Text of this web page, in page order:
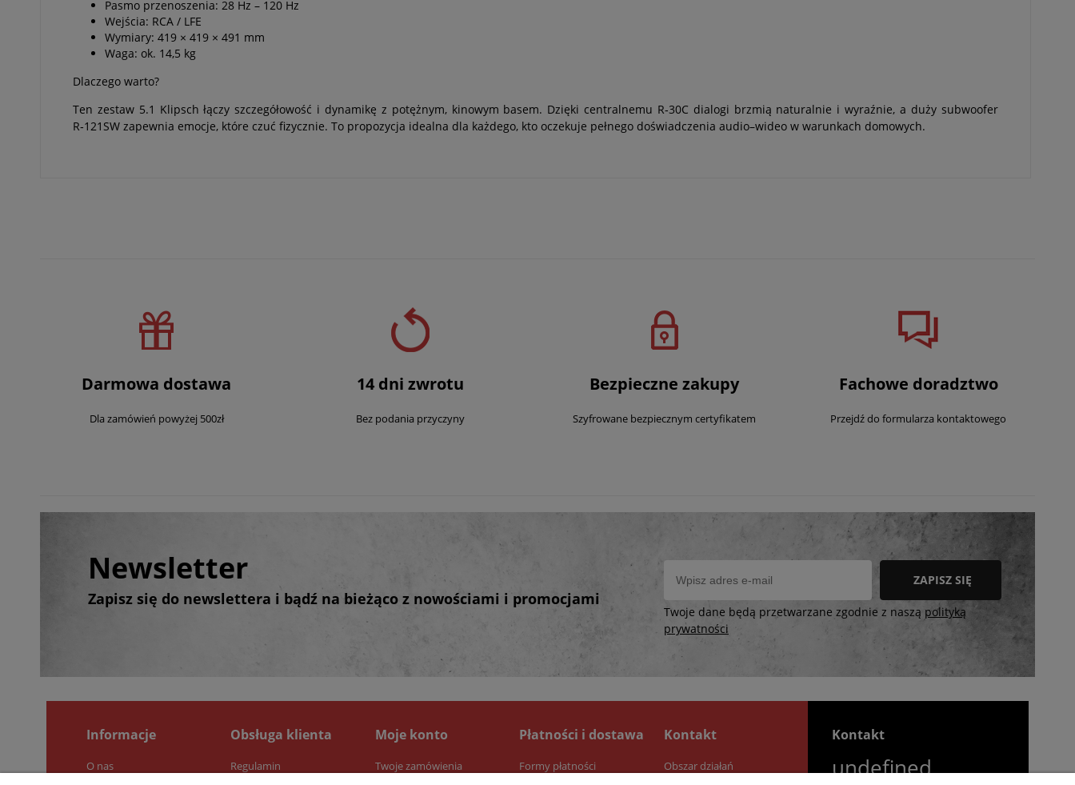
Pasmo przenoszenia: 28 Hz – 120 Hz
Wejścia: RCA / LFE
Wymiary: 419 × 419 × 491 mm
Waga: ok. 14,5 kg
Dlaczego warto?
Ten zestaw 5.1 Klipsch łączy szczegółowość i dynamikę z potężnym, kinowym basem. Dzięki centralnemu R‑30C dialogi brzmią naturalnie i wyraźnie, a duży subwoofer
R‑121SW zapewnia emocje, które czuć fizycznie. To propozycja idealna dla każdego, kto oczekuje pełnego doświadczenia audio–wideo w warunkach domowych.
Darmowa dostawa
Dla zamówień powyżej 500zł
14 dni zwrotu
Bez podania przyczyny
Bezpieczne zakupy
Szyfrowane bezpiecznym certyfikatem
Fachowe doradztwo
Przejdź do formularza kontaktowego
Newsletter
Zapisz się do newslettera i bądź na bieżąco z nowościami i promocjami
ZAPISZ SIĘ
Twoje dane będą przetwarzane zgodnie z naszą polityką
prywatności
Informacje
O nas
Obsługa klienta
Regulamin
Moje konto
Twoje zamówienia
Płatności i dostawa
Formy płatności
Kontakt
Obszar działań
Kontakt
undefined